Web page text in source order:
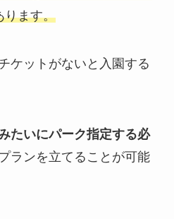
ります。
ケットがないと入園する
たいにパーク指定する必
ランを立てることが可能